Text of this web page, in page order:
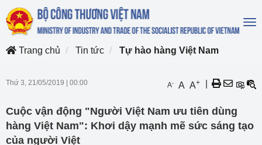
Trang chủ
Tin tức Tự hào hàng Việt Nam
Thứ 3, 21/05/2019 00:00 A- A A+
Cuộc vận động "Người Việt Nam ưu tiên dùng
hàng Việt Nam": Khơi dậy mạnh mẽ sức sáng tạo
của người Việt